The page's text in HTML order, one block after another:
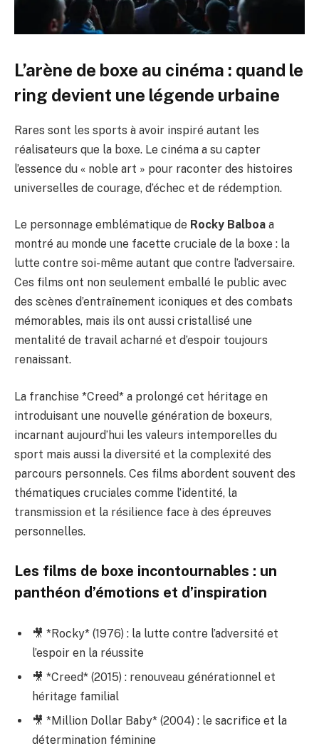
L’arène de boxe au cinéma : quand le
ring devient une légende urbaine
Rares sont les sports à avoir inspiré autant les
réalisateurs que la boxe. Le cinéma a su capter
l’essence du « noble art » pour raconter des histoires
universelles de courage, d’échec et de rédemption.
Le personnage emblématique de Rocky Balboa a
montré au monde une facette cruciale de la boxe : la
lutte contre soi-même autant que contre l’adversaire.
Ces films ont non seulement emballé le public avec
des scènes d’entraînement iconiques et des combats
mémorables, mais ils ont aussi cristallisé une
mentalité de travail acharné et d’espoir toujours
renaissant.
La franchise *Creed* a prolongé cet héritage en
introduisant une nouvelle génération de boxeurs,
incarnant aujourd’hui les valeurs intemporelles du
sport mais aussi la diversité et la complexité des
parcours personnels. Ces films abordent souvent des
thématiques cruciales comme l’identité, la
transmission et la résilience face à des épreuves
personnelles.
Les films de boxe incontournables : un
panthéon d’émotions et d’inspiration
🎥 *Rocky* (1976) : la lutte contre l’adversité et
l’espoir en la réussite
🎥 *Creed* (2015) : renouveau générationnel et
héritage familial
🎥 *Million Dollar Baby* (2004) : le sacrifice et la
détermination féminine